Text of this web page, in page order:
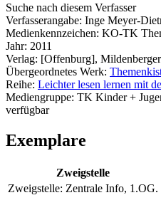
Suche nach diesem Verfasser
Verfasserangabe: Inge Meyer-
Medienkennzeichen: KO-TK
Jahr: 2011
Verlag: [Offenburg],
Übergeordnetes Werk:
Reihe: Leichter lesen lernen mit
Mediengruppe: TK Kinder +
verfügbar
Exemplare
Zweigstelle
Zweigstelle: Zentrale Info, 1.OG.